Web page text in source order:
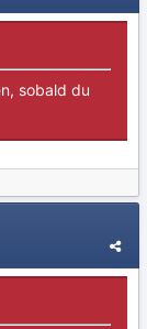
sobald du